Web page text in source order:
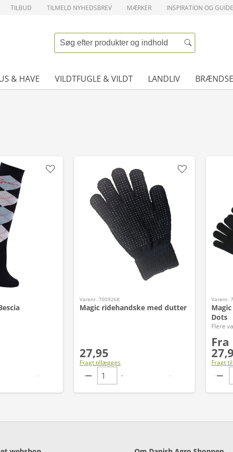
TILBUD TILMELD NYHEDSBREV MÆRKER INSPIRATION OG
& HAVE VILDTFUGLE & VILDT LANDLIV
Varenr. 7009268
Magic ridehandske med dutter
27,95
Fragt tillægges
Varenr.
Dots
Flere
Fra
Fragt